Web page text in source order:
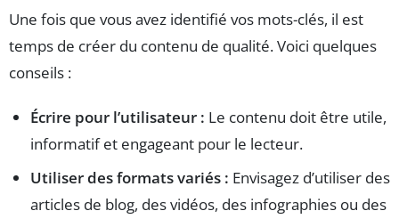
Une fois que vous avez identifié vos mots-clés, il est
temps de créer du contenu de qualité. Voici quelques
conseils :
Écrire pour l’utilisateur : Le contenu doit être utile,
informatif et engageant pour le lecteur.
Utiliser des formats variés : Envisagez d’utiliser des
articles de blog, des vidéos, des infographies ou des